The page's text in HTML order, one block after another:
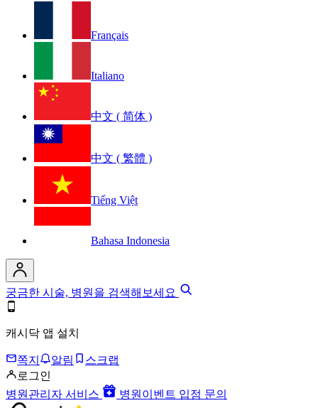
Français
Italiano
中文 ( 简体 )
中文 ( 繁體 )
Tiếng Việt
Bahasa Indonesia
궁금한 시술, 병원을 검색해보세요
캐시닥 앱 설치
쪽지 알림
스크랩
로그인
병원관리자 서비스
병원이벤트 입점 문의